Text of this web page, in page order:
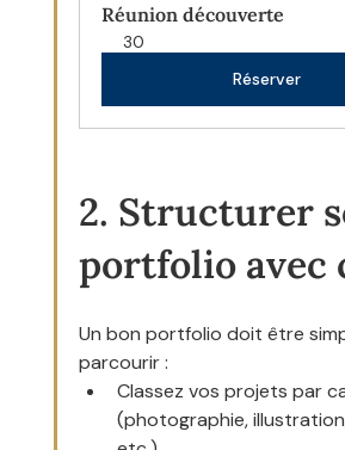
Réunion découverte
30
Réserver
2. Structurer
portfolio avec
Un bon portfolio doit être
parcourir :
Classez vos projets par
(photographie,